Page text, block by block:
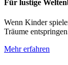
Für lustige
Wenn Kinder
Träume
Mehr erfahren